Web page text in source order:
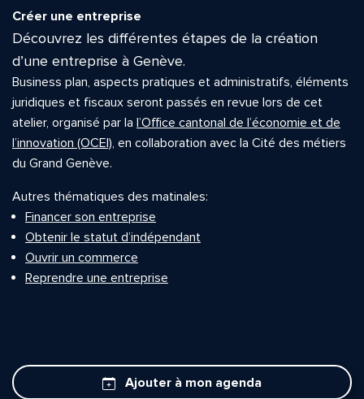
Créer une entreprise
Découvrez les différentes étapes de la création
d’une entreprise à Genève.
Business plan, aspects pratiques et administratifs, éléments
juridiques et fiscaux seront passés en revue lors de cet
atelier, organisé par la l’Office cantonal de l’économie et de
l’innovation (OCEI), en collaboration avec la Cité des métiers
du Grand Genève.
Autres thématiques des matinales:
Financer son entreprise
Obtenir le statut d’indépendant
Ouvrir un commerce
Reprendre une entreprise
Ajouter à mon agenda